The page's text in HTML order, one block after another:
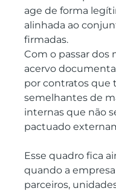
age de forma
alinhada ao
firmadas.
Com o passar dos
acervo
por contratos que
semelhantes de
internas que não
pactuado
Esse quadro fica
quando a
parceiros,